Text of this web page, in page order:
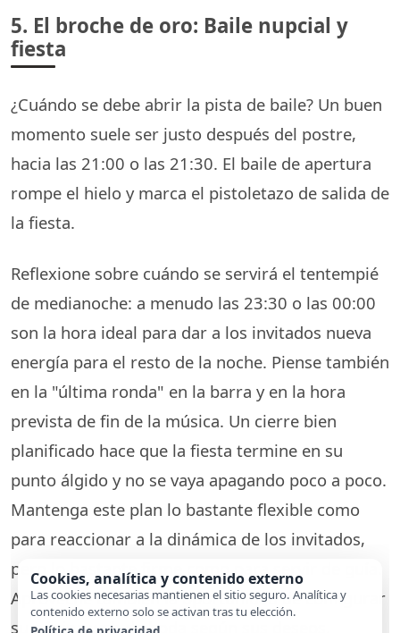
5. El broche de oro: Baile nupcial y
fiesta
¿Cuándo se debe abrir la pista de baile? Un buen
momento suele ser justo después del postre,
hacia las 21:00 o las 21:30. El baile de apertura
rompe el hielo y marca el pistoletazo de salida de
la fiesta.
Reflexione sobre cuándo se servirá el tentempié
de medianoche: a menudo las 23:30 o las 00:00
son la hora ideal para dar a los invitados nueva
energía para el resto de la noche. Piense también
en la "última ronda" en la barra y en la hora
prevista de fin de la música. Un cierre bien
planificado hace que la fiesta termine en su
punto álgido y no se vaya apagando poco a poco.
Mantenga este plan lo bastante flexible como
para reaccionar a la dinámica de los invitados,
pero lo bastante firme como para servir de guía.
Aproveche también la oportunidad de configurar
supágina web de boda
Cookies, analítica y contenido externo
Las cookies necesarias mantienen el sitio seguro. Analítica y
contenido externo solo se activan tras tu elección.